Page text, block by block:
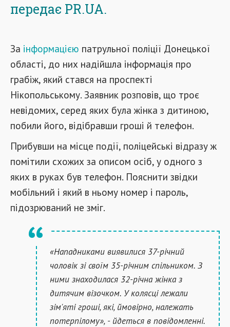
передає PR.UA.
За інформацією патрульної поліції Донецької
області, до них надійшла інформація про
грабіж, який стався на проспекті
Нікопольському. Заявник розповів, що троє
невідомих, серед яких була жінка з дитиною,
побили його, відібравши гроші й телефон.
Прибувши на місце події, поліцейські відразу ж
помітили схожих за описом осіб, у одного з
яких в руках був телефон. Пояснити звідки
мобільний і який в ньому номер і пароль,
підозрюваний не зміг.
«Нападниками виявилися 37-річний
чоловік зі своїм 35-річним спільником. З
ними знаходилася 32-річна жінка з
дитячим візочком. У колясці лежали
зім'яті гроші, які, ймовірно, належать
потерпілому», - йдеться в повідомленні.